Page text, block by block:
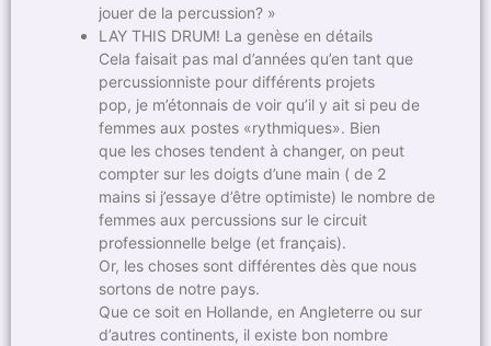
jouer de la percussion? »
LAY THIS DRUM! La genèse en détails
Cela faisait pas mal d’années qu’en tant que
percussionniste pour différents projets
pop, je m’étonnais de voir qu’il y ait si peu de
femmes aux postes «rythmiques». Bien
que les choses tendent à changer, on peut
compter sur les doigts d’une main ( de 2
mains si j’essaye d’être optimiste) le nombre de
femmes aux percussions sur le circuit
professionnelle belge (et français).
Or, les choses sont différentes dès que nous
sortons de notre pays.
Que ce soit en Hollande, en Angleterre ou sur
d’autres continents, il existe bon nombre